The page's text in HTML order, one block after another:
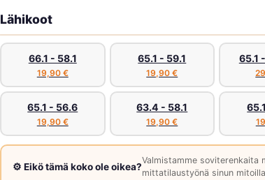
Lähikoot
66.1 - 58.1
19,90 €
65.1 - 59.1
19,90 €
65.1
65.1 - 56.6
19,90 €
63.4 - 58.1
19,90 €
⚙️ Eikö tämä koko ole oikea?
Valmistamme soviterenkaita
mittatilaustyönä sinun